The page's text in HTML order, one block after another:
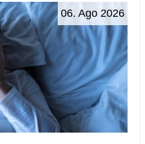
06. Ago 2026